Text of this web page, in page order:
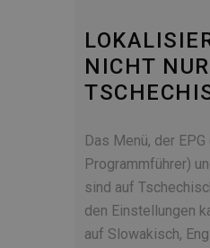
NICHT
Das Menü, der
Programmführer)
sind auf
den Einstellungen
auf Slowakisch,